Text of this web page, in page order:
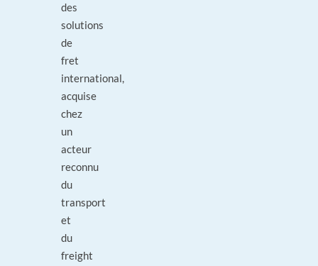
des
solutions
de
fret
international,
acquise
chez
un
acteur
reconnu
du
transport
et
du
freight